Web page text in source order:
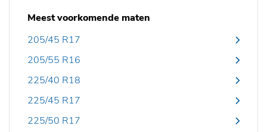
Meest voorkomende maten
205/45 R17
205/55 R16
225/40 R18
225/45 R17
225/50 R17